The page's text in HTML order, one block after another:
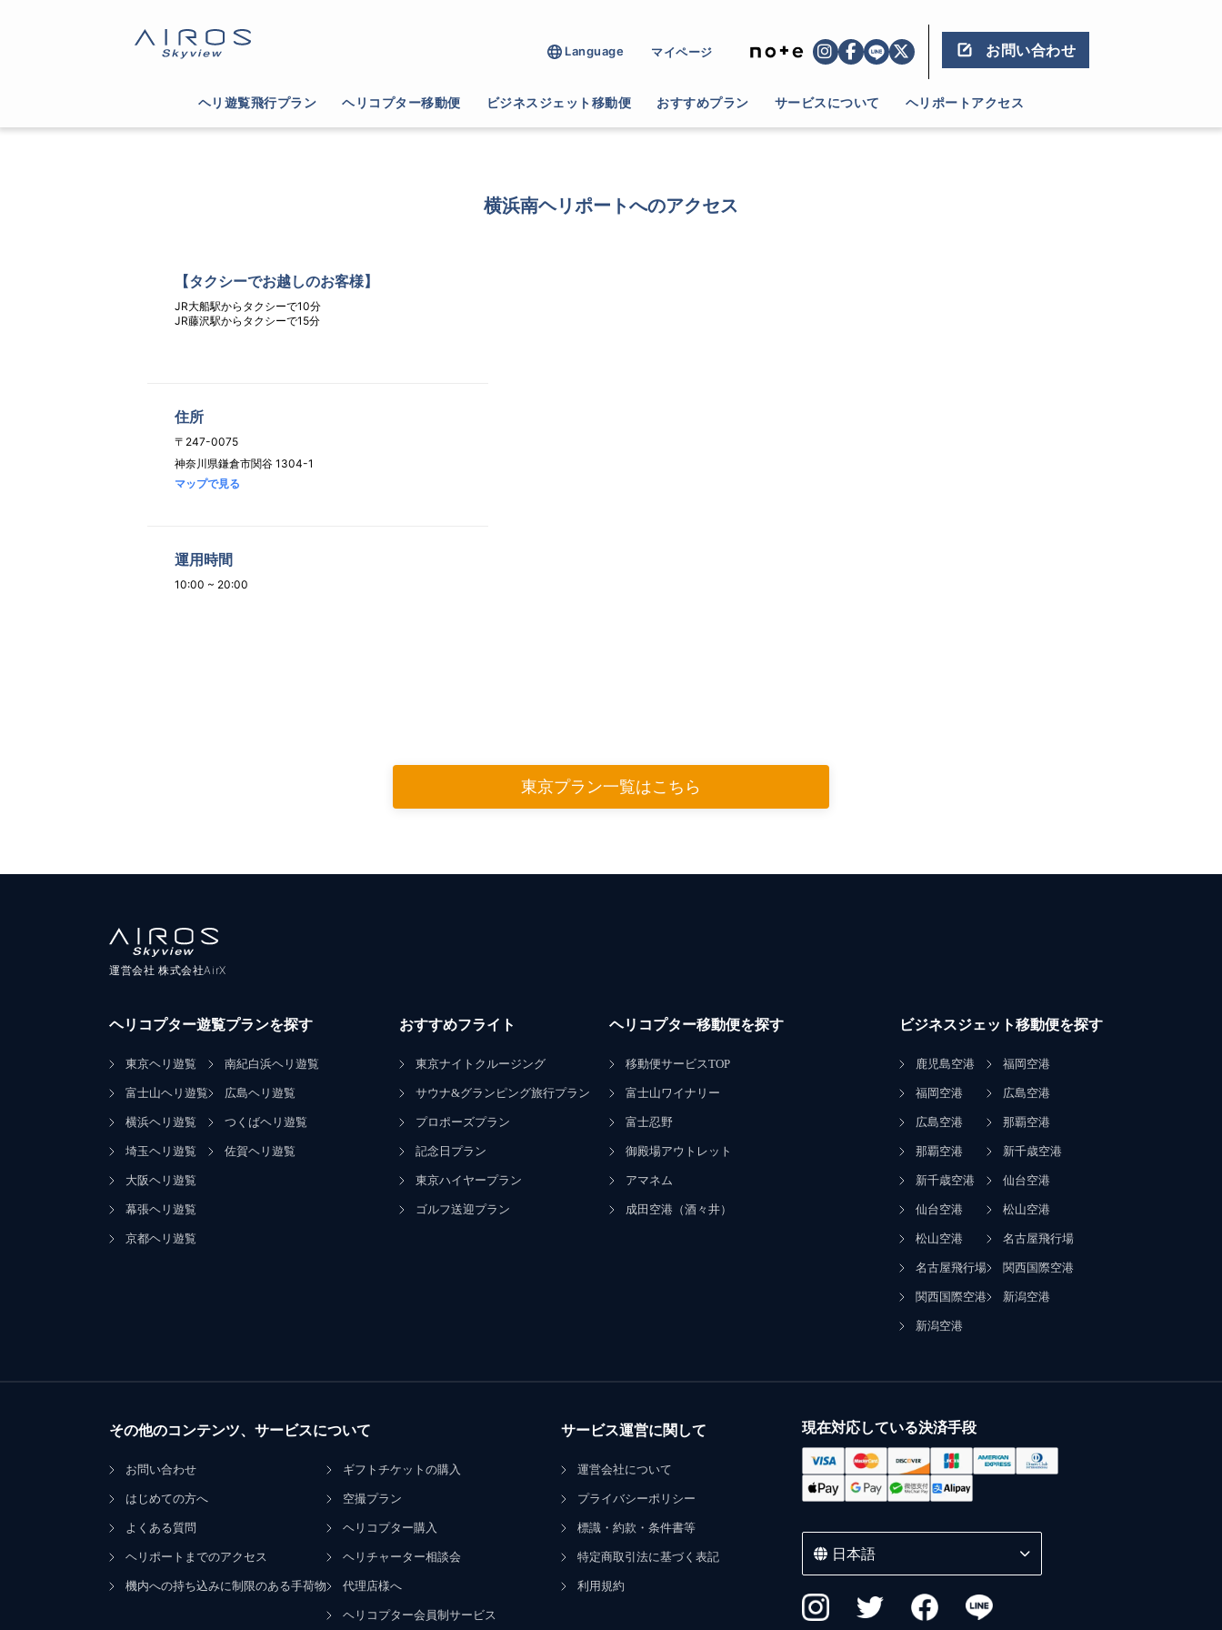
Language マイページ お問い合わせ
ヘリ遊覧飛行プラン ヘリコプター移動便 ビジネスジェット移動便 おすすめプラン サービスについて ヘリポートアクセス
横浜南ヘリポートへのアクセス
【タクシーでお越しのお客様】
JR大船駅からタクシーで10分
JR藤沢駅からタクシーで15分
住所
〒247-0075
神奈川県鎌倉市関谷 1304-1
マップで見る
運用時間
10:00 ~ 20:00
東京プラン一覧はこちら
運営会社 株式会社AirX
ヘリコプター遊覧プランを探す
東京ヘリ遊覧
富士山ヘリ遊覧
横浜ヘリ遊覧
埼玉ヘリ遊覧
大阪ヘリ遊覧
幕張ヘリ遊覧
京都ヘリ遊覧
南紀白浜ヘリ遊覧
広島ヘリ遊覧
つくばヘリ遊覧
佐賀ヘリ遊覧
おすすめフライト
東京ナイトクルージング
サウナ&グランピング旅行プラン
プロポーズプラン
記念日プラン
東京ハイヤープラン
ゴルフ送迎プラン
ヘリコプター移動便を探す
移動便サービスTOP
富士山ワイナリー
富士忍野
御殿場アウトレット
アマネム
成田空港（酒々井）
ビジネスジェット移動便を探す
鹿児島空港
福岡空港
広島空港
那覇空港
新千歳空港
仙台空港
松山空港
名古屋飛行場
関西国際空港
新潟空港
福岡空港
広島空港
那覇空港
新千歳空港
仙台空港
松山空港
名古屋飛行場
関西国際空港
新潟空港
その他のコンテンツ、サービスについて
お問い合わせ
はじめての方へ
よくある質問
ヘリポートまでのアクセス
機内への持ち込みに制限のある手荷物
ギフトチケットの購入
空撮プラン
ヘリコプター購入
ヘリチャーター相談会
代理店様へ
ヘリコプター会員制サービス
サービス運営に関して
運営会社について
プライバシーポリシー
標識・約款・条件書等
特定商取引法に基づく表記
利用規約
現在対応している決済手段
日本語